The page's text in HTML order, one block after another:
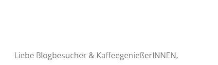
Liebe Blogbesucher & KaffeegenießerINNEN,